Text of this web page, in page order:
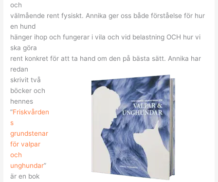
och
välmående rent fysiskt. Annika ger oss både förståelse för hur
en hund
hänger ihop och fungerar i vila och vid belastning OCH hur vi
ska göra
rent konkret för att ta hand om den på bästa sätt. Annika har
redan
skrivittvå
böcker och
hennes
”Friskvården
s
grundstenar
för valpar
och
unghundar”
är en bok